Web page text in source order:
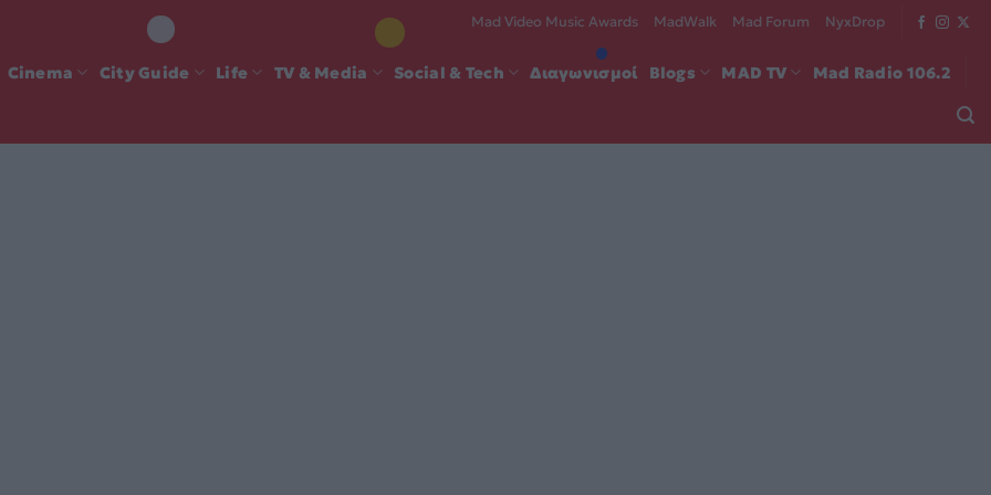
Mad Video Music Awards MadWalk Mad Forum NyxDrop
Cinema City Guide Life TV & Media Social & Tech Διαγωνισμοί Blogs MAD TV Mad Radio 106.2